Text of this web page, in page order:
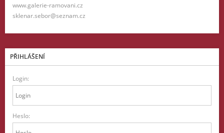
www.galerie-ramovani.cz
sklenar.sebor@seznam.cz
PŘIHLÁŠENÍ
Login:
Heslo: